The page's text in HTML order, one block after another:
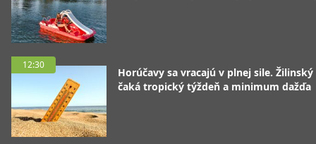
12:30
Horúčavy sa vracajú v plnej sile.
čaká tropický týždeň a minimum dažďa